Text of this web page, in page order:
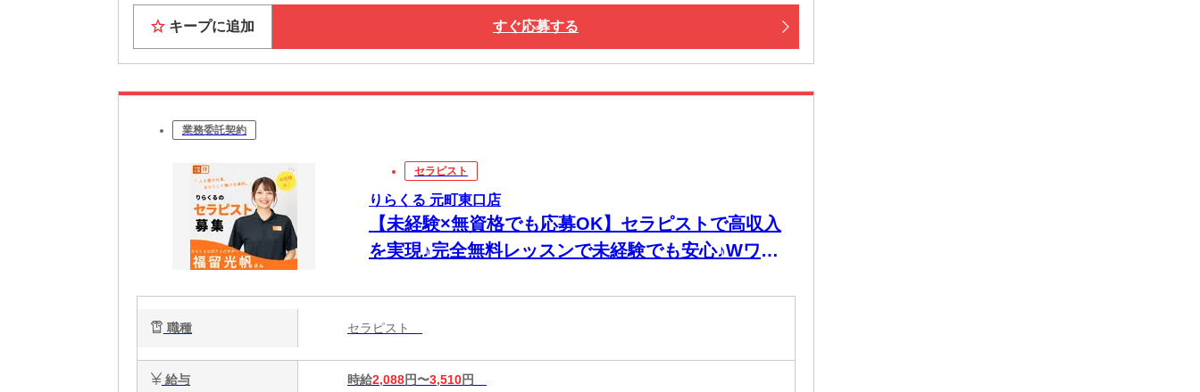
キープに追加 すぐ応募する
業務委託契約
セラピスト
りらくる 元町東口店
【未経験×無資格でも応募OK】セラピストで高収入
を実現♪完全無料レッスンで未経験でも安心♪Wワー
職種 セラピスト
給与 時給2,088円〜3,510円